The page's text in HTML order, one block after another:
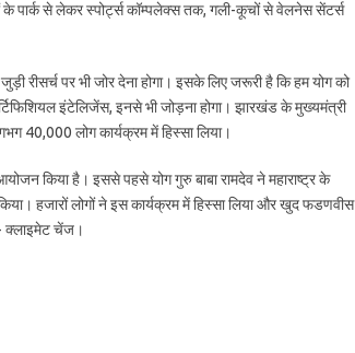
पार्क से लेकर स्पोर्ट्स कॉम्पलेक्स तक, गली-कूचों से वेलनेस सेंटर्स
रीसर्च पर भी जोर देना होगा। इसके लिए जरूरी है कि हम योग को
इंटेलिजेंस, इनसे भी जोड़ना होगा। झारखंड के मुख्यमंत्री
40,000 लोग कार्यक्रम में हिस्सा लिया।
किया है। इससे पहसे योग गुरु बाबा रामदेव ने महाराष्ट्र के
हजारों लोगों ने इस कार्यक्रम में हिस्सा लिया और खुद फडणवीस
क्लाइमेट चेंज।